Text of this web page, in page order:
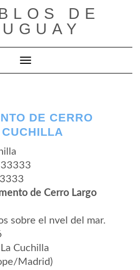
DE
Cambiar modo de navegación
DE CERRO
de Cerro Largo
sobre el nvel del mar.
Cuchilla
Madrid)